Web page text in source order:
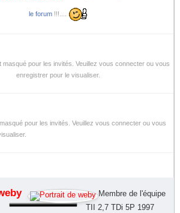
le forum!!!....
masqué pour les invités. Veuillez vous connecter ou vous
enregistrer pour le visualiser.
pour les invités. Veuillez vous connecter ou vous
Membre de l'équipe
TII 2,7 TDi 5P 1997